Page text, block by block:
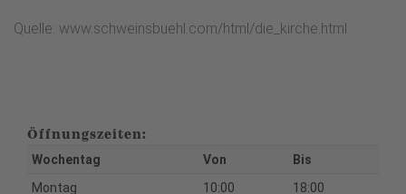
Quelle: www.schweinsbuehl.com/html/die_kirche.html
Öffnungszeiten:
Wochentag Von
Bis
Montag
10:00 18:00